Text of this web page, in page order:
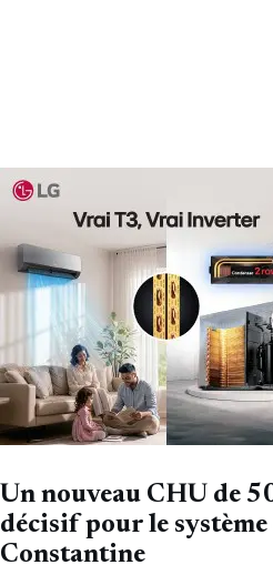
Un nouveau CHU de
décisif pour le système
Constantine